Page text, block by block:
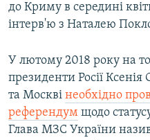
до Криму в середині
інтерв'ю з Наталею
У лютому 2018 року на
президенти Росії
та Москві необхідно
референдум щодо
Глава МЗС України